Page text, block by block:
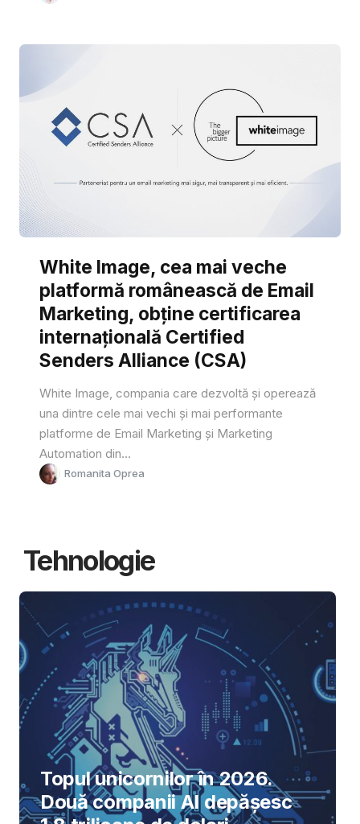
White Image, cea mai veche
platformă românească de Email
Marketing, obține certificarea
internațională Certified
Senders Alliance (CSA)
White Image, compania care dezvoltă și operează
una dintre cele mai vechi și mai performante
platforme de Email Marketing și Marketing
Automation din...
Romanita Oprea
Tehnologie
Topul unicornilor în 2026.
Două companii AI depășesc